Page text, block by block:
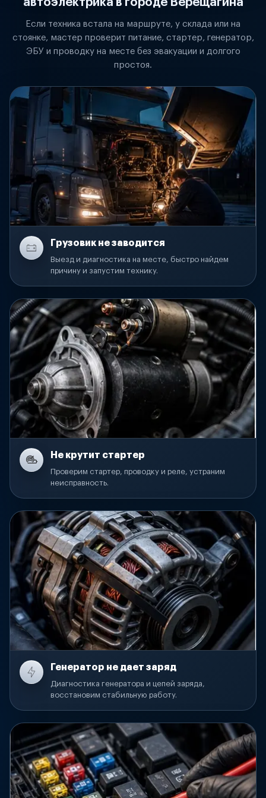
автоэлектрика в городе Верещагина
Если техника встала на маршруте, у склада или на
стоянке, мастер проверит питание, стартер, генератор,
ЭБУ и проводку на месте без эвакуации и долгого
простоя.
Грузовик не заводится
Выезд и диагностика на месте, быстро найдем
причину и запустим технику.
Не крутит стартер
Проверим стартер, проводку и реле, устраним
неисправность.
Генератор не дает заряд
Диагностика генератора и цепей заряда,
восстановим стабильную работу.